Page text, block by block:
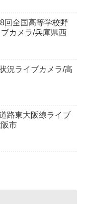
回全国高等学校野
カメラ/兵庫県西
況ライブカメラ/高
路東大阪線ライブ
市